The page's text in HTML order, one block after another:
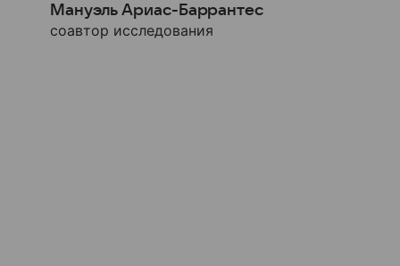
Мануэль Ариас-Баррантес
соавтор исследования